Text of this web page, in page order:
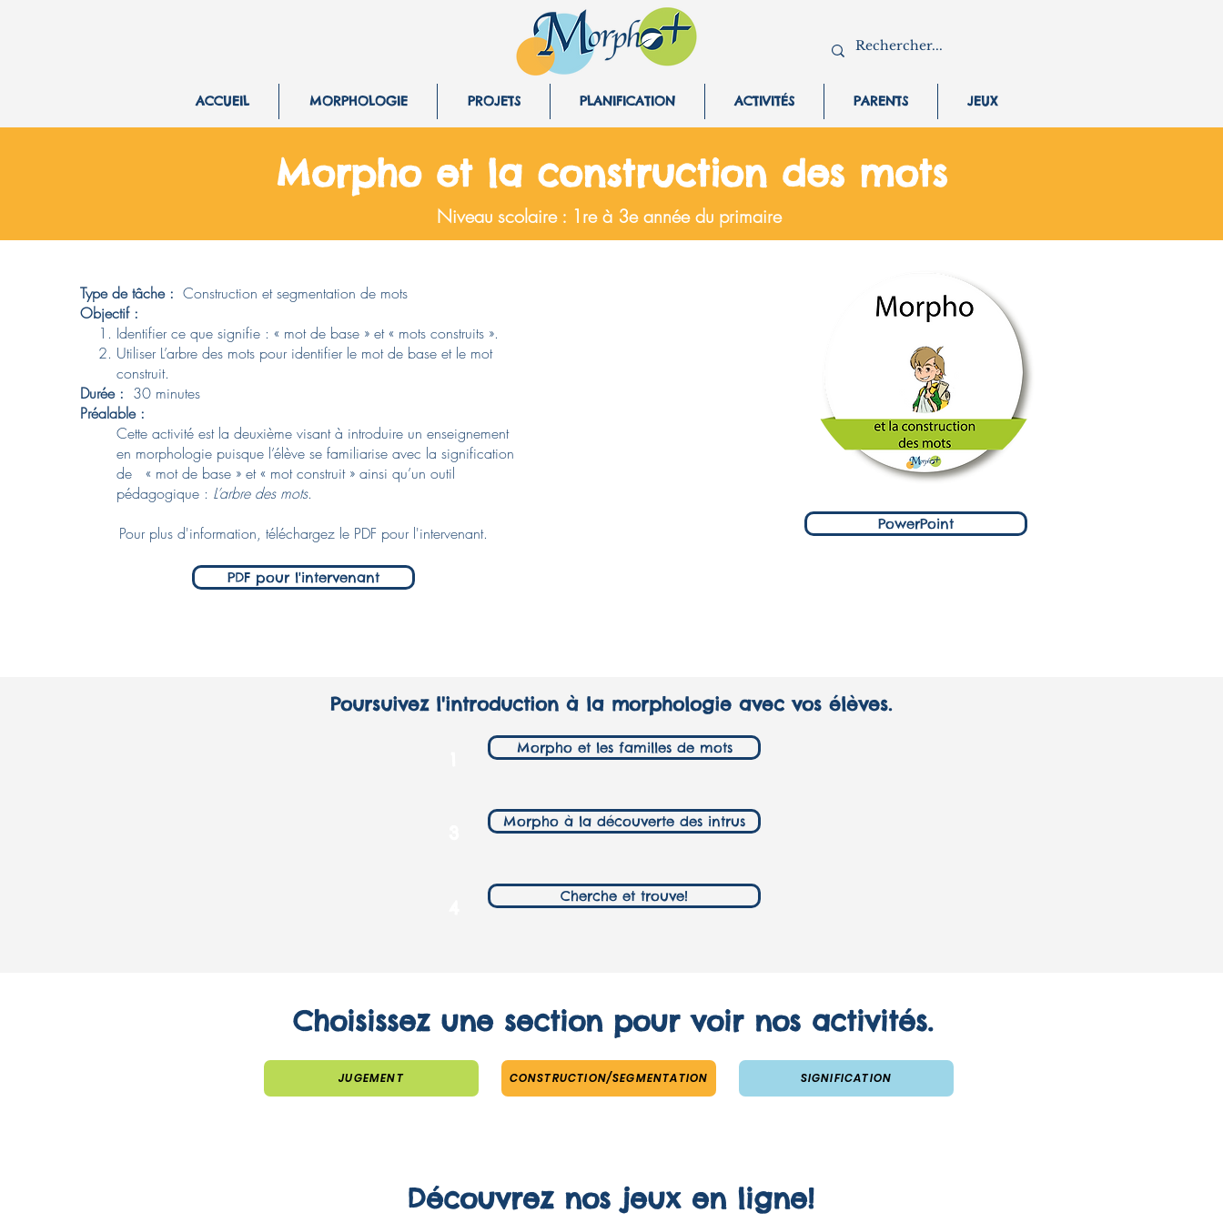
ACCUEIL MORPHOLOGIE PROJETS PLANIFICATION ACTIVITÉS PARENTS JEUX
Morpho et la construction des mots
Niveau scolaire : 1re à 3e année du primaire
Type de tâche : Construction et segmentation de mots
Objectif :
Identifier ce que signifie : « mot de base » et « mots construits ».
Utiliser L’arbre des mots pour identifier le mot de base et le mot
construit.
Durée : 30 minutes
Préalable :
Cette activité est la deuxième visant à introduire un enseignement
en morphologie puisque l’élève se familiarise avec la signification
de « mot de base » et « mot construit » ainsi qu’un outil
pédagogique : L’arbre des mots.
Pour plus d'information, téléchargez le PDF pour l'intervenant.
PDF pour l'intervenant
PowerPoint
Poursuivez l'introduction à la morphologie avec vos élèves.
Morpho et les familles de mots
Morpho à la découverte des intrus
Cherche et trouve!
Découvrez nos jeux en ligne!
Choisissez une section pour voir nos activités.
JUGEMENT CONSTRUCTION/SEGMENTATION SIGNIFICATION